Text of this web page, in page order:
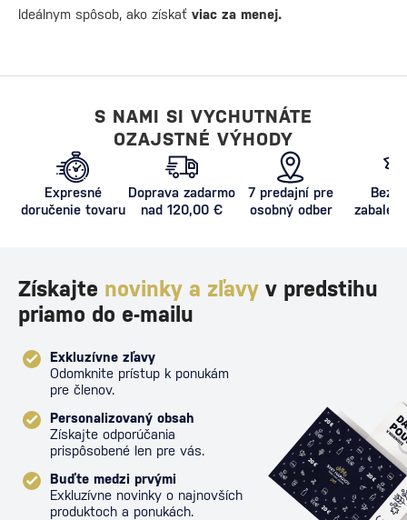
Ideálnym spôsob, ako získať viac za menej.
S NAMI SI VYCHUTNÁTE
OZAJSTNÉ VÝHODY
Expresné
doručenie tovaru
Doprava zadarmo
nad 120,00 €
7 predajní pre
osobný odber
Získajte novinky a zľavy v predstihu
priamo do e-mailu
Exkluzívne zľavy
Odomknite prístup k ponukám
pre členov.
Personalizovaný obsah
Získajte odporúčania
prispôsobené len pre vás.
Buďte medzi prvými
Exkluzívne novinky o najnovších
produktoch a ponukách.